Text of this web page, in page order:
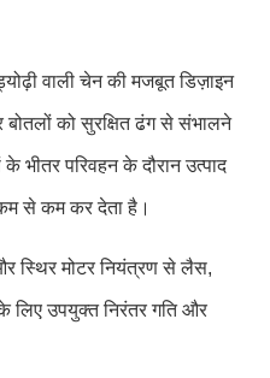
वाली चेन की मजबूत डिज़ाइन
को सुरक्षित ढंग से संभालने
भीतर परिवहन के दौरान उत्पाद
कम से कम कर देता है।
स्थिर मोटर नियंत्रण से लैस,
लिए उपयुक्त निरंतर गति और